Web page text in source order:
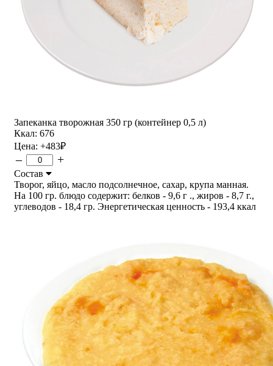
Запеканка творожная 350 гр (контейнер 0,5 л)
Ккал: 676
Цена: +483₽
– +
Состав
Творог, яйцо, масло подсолнечное, сахар, крупа манная.
На 100 гр. блюдо содержит: белков - 9,6 г ., жиров - 8,7 г.,
углеводов - 18,4 гр. Энергетическая ценность - 193,4 ккал